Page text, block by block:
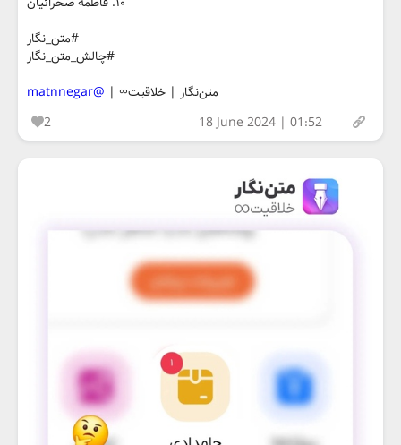
#متن_نگار
#چالش_متن_نگار
متن‌نگار | خلاقیت∞ | @matnnegar
2
18 June 2024 | 01:52